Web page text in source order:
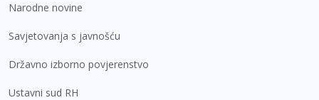
Narodne novine
Savjetovanja s javnošću
Državno izborno povjerenstvo
Ustavni sud RH